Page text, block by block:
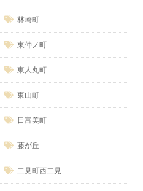
林崎町
東仲ノ町
東人丸町
東山町
日富美町
藤が丘
二見町西二見